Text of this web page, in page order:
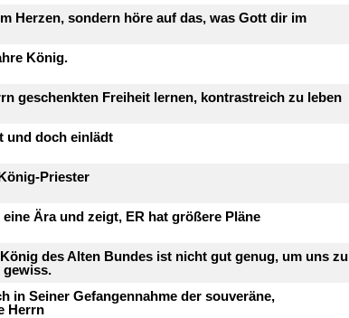
Herzen, sondern höre auf das, was Gott dir im
König.
geschenkten Freiheit lernen, kontrastreich zu leben
und doch einlädt
Priester
Ära und zeigt, ER hat größere Pläne
des Alten Bundes ist nicht gut genug, um uns zu
gewiss.
in Seiner Gefangennahme der souveräne,
Herrn